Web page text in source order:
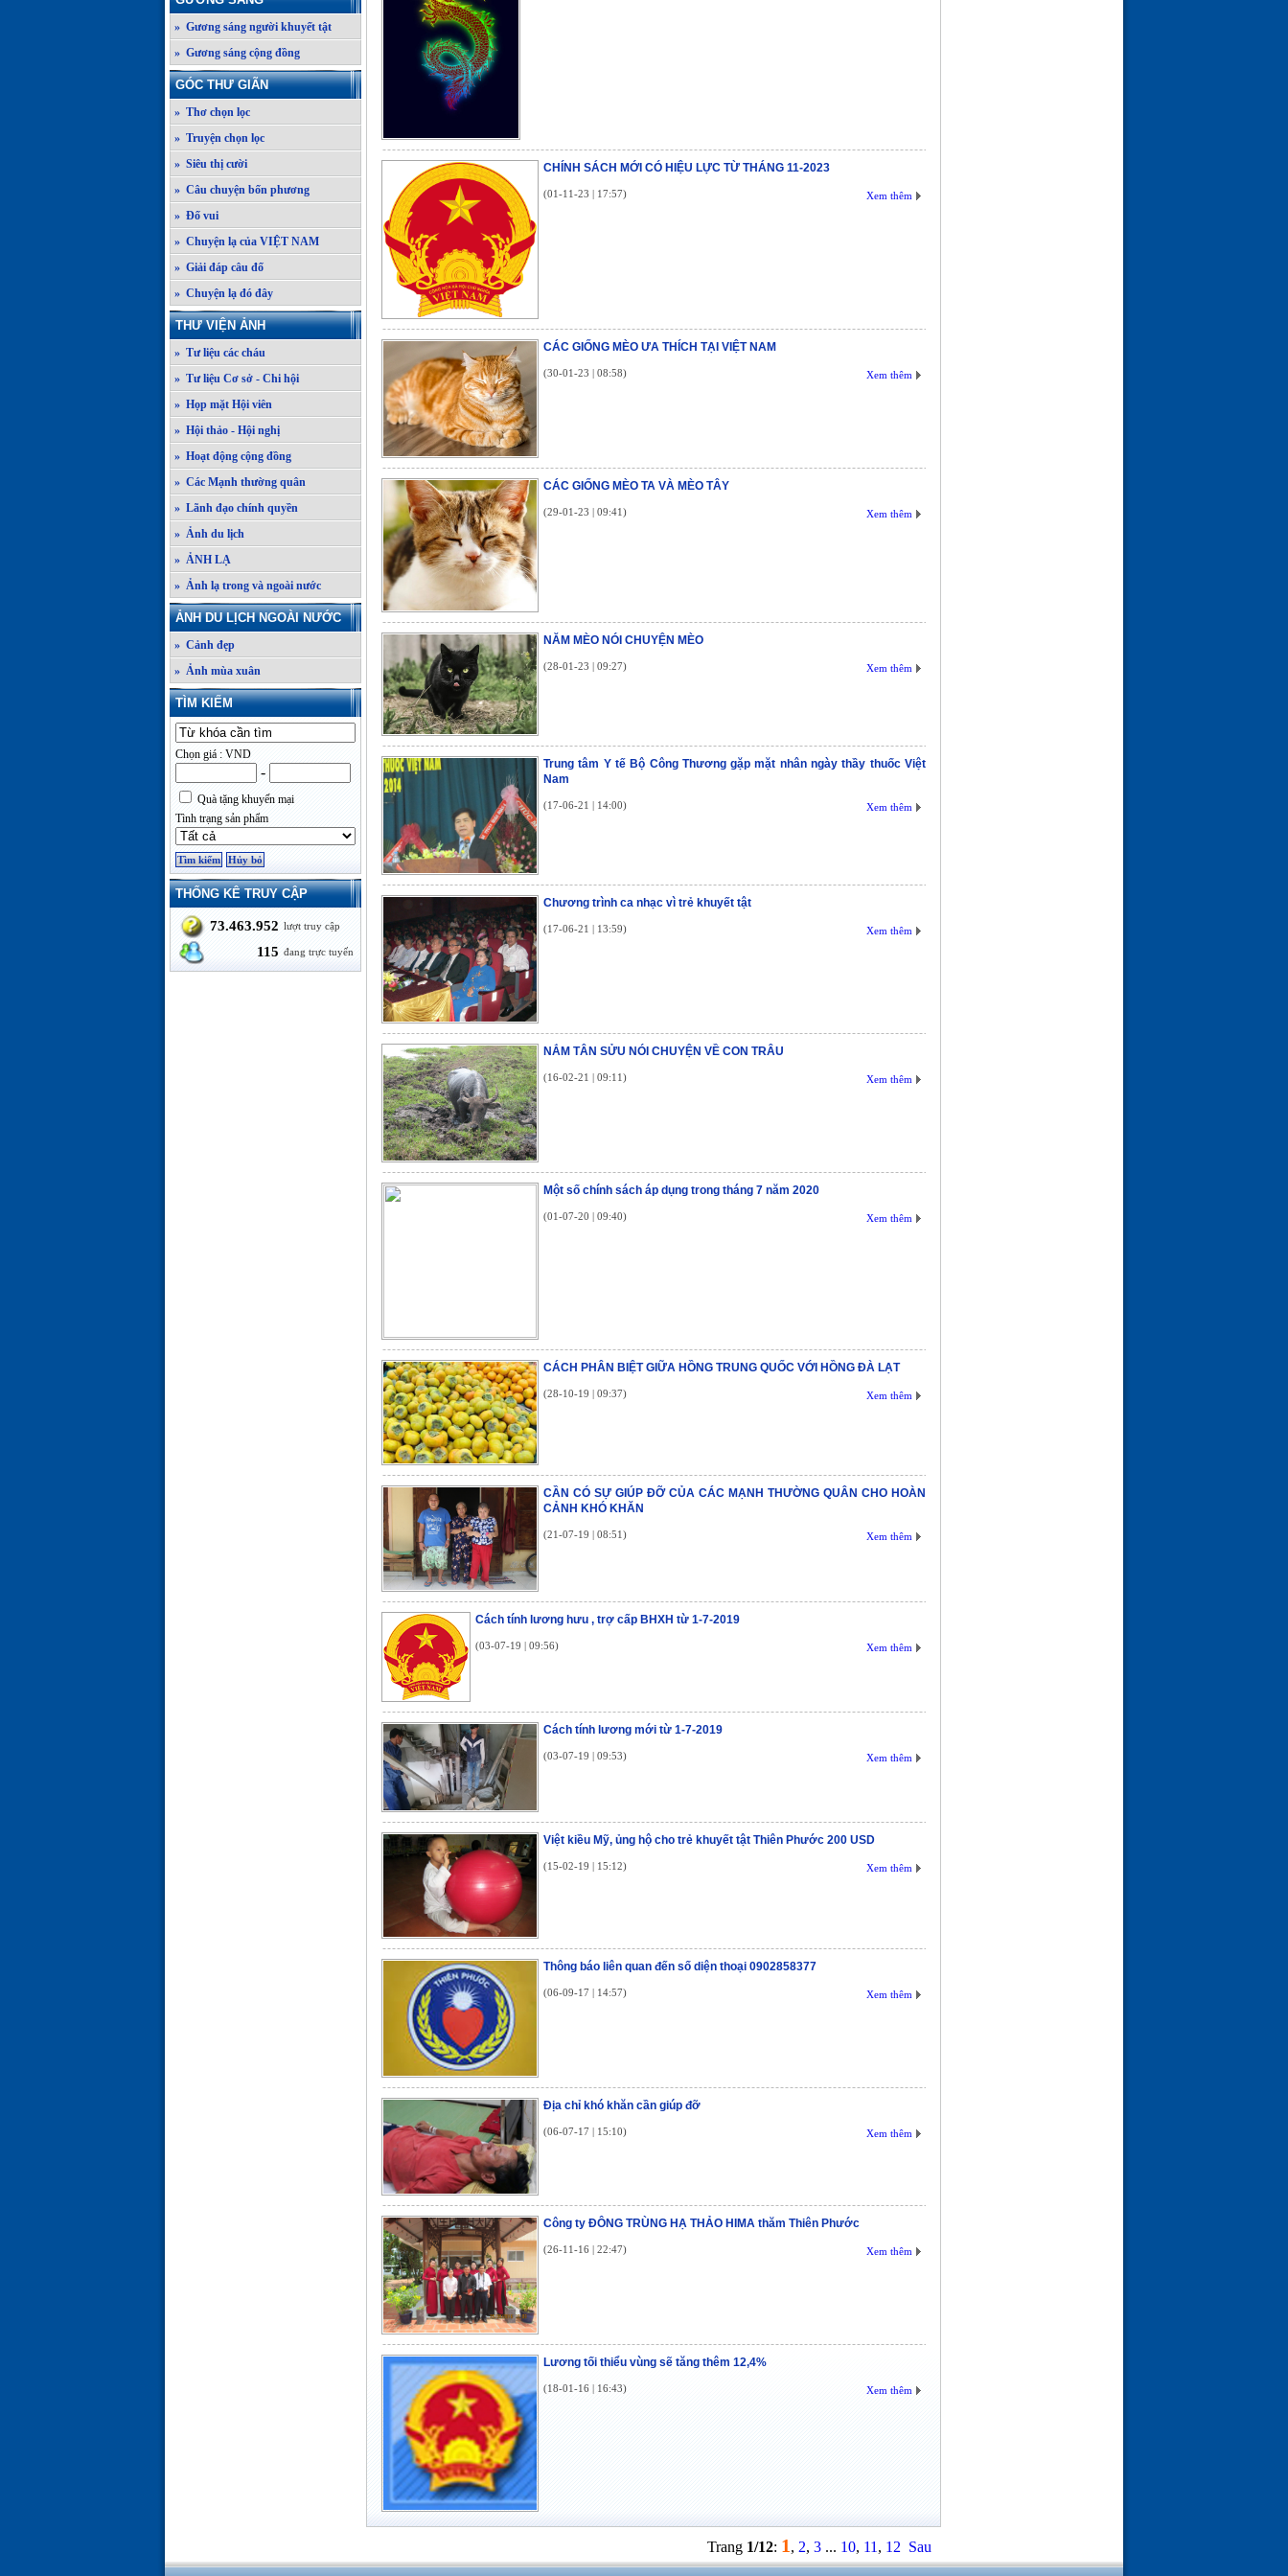
» Gương sáng người khuyết tật
» Gương sáng cộng đồng
GÓC THƯ GIÃN
» Thơ chọn lọc
» Truyện chọn lọc
» Siêu thị cười
» Câu chuyện bốn phương
» Đố vui
» Chuyện lạ của VIỆT NAM
» Giải đáp câu đố
» Chuyện lạ đó đây
THƯ VIỆN ẢNH
» Tư liệu các cháu
» Tư liệu Cơ sở - Chi hội
» Họp mặt Hội viên
» Hội thảo - Hội nghị
» Hoạt động cộng đồng
» Các Mạnh thường quân
» Lãnh đạo chính quyền
» Ảnh du lịch
» ẢNH LẠ
» Ảnh lạ trong và ngoài nước
ẢNH DU LỊCH NGOÀI NƯỚC
» Cảnh đẹp
» Ảnh mùa xuân
TÌM KIẾM
Chọn giá : VND
-
Quà tặng khuyến mại
Tình trạng sản phẩm
THỐNG KÊ TRUY CẬP
73.463.952 lượt truy cập
115 đang trực tuyến
CHÍNH SÁCH MỚI CÓ HIỆU LỰC TỪ THÁNG 11-2023
(01-11-23 | 17:57) Xem thêm
CÁC GIỐNG MÈO ƯA THÍCH TẠI VIỆT NAM
(30-01-23 | 08:58) Xem thêm
CÁC GIỐNG MÈO TA VÀ MÈO TÂY
(29-01-23 | 09:41) Xem thêm
NĂM MÈO NÓI CHUYỆN MÈO
(28-01-23 | 09:27) Xem thêm
Trung tâm Y tế Bộ Công Thương gặp mặt nhân ngày thầy thuốc Việt
Nam
(17-06-21 | 14:00) Xem thêm
Chương trình ca nhạc vì trẻ khuyết tật
(17-06-21 | 13:59) Xem thêm
NẮM TÂN SỬU NÓI CHUYỆN VỀ CON TRÂU
(16-02-21 | 09:11) Xem thêm
Một số chính sách áp dụng trong tháng 7 năm 2020
(01-07-20 | 09:40) Xem thêm
CÁCH PHÂN BIỆT GIỮA HỒNG TRUNG QUỐC VỚI HỒNG ĐÀ LẠT
(28-10-19 | 09:37) Xem thêm
CẦN CÓ SỰ GIÚP ĐỠ CỦA CÁC MẠNH THƯỜNG QUÂN CHO HOÀN
CẢNH KHÓ KHĂN
(21-07-19 | 08:51) Xem thêm
Cách tính lương hưu , trợ cấp BHXH từ 1-7-2019
(03-07-19 | 09:56) Xem thêm
Cách tính lương mới từ 1-7-2019
(03-07-19 | 09:53) Xem thêm
Việt kiều Mỹ, ủng hộ cho trẻ khuyết tật Thiên Phước 200 USD
(15-02-19 | 15:12) Xem thêm
Thông báo liên quan đến số diện thoại 0902858377
(06-09-17 | 14:57) Xem thêm
Địa chỉ khó khăn cần giúp đỡ
(06-07-17 | 15:10) Xem thêm
Công ty ĐÔNG TRÙNG HẠ THẢO HIMA thăm Thiên Phước
(26-11-16 | 22:47) Xem thêm
Lương tối thiểu vùng sẽ tăng thêm 12,4%
(18-01-16 | 16:43) Xem thêm
Trang 1/12: 1 , 2, 3 ... 10, 11 , 12 Sau